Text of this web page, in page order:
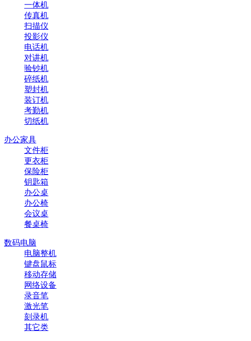
一体机
传真机
扫描仪
投影仪
电话机
对讲机
验钞机
碎纸机
塑封机
装订机
考勤机
切纸机
办公家具
文件柜
更衣柜
保险柜
钥匙箱
办公桌
办公椅
会议桌
餐桌椅
数码电脑
电脑整机
键盘鼠标
移动存储
网络设备
录音笔
激光笔
刻录机
其它类